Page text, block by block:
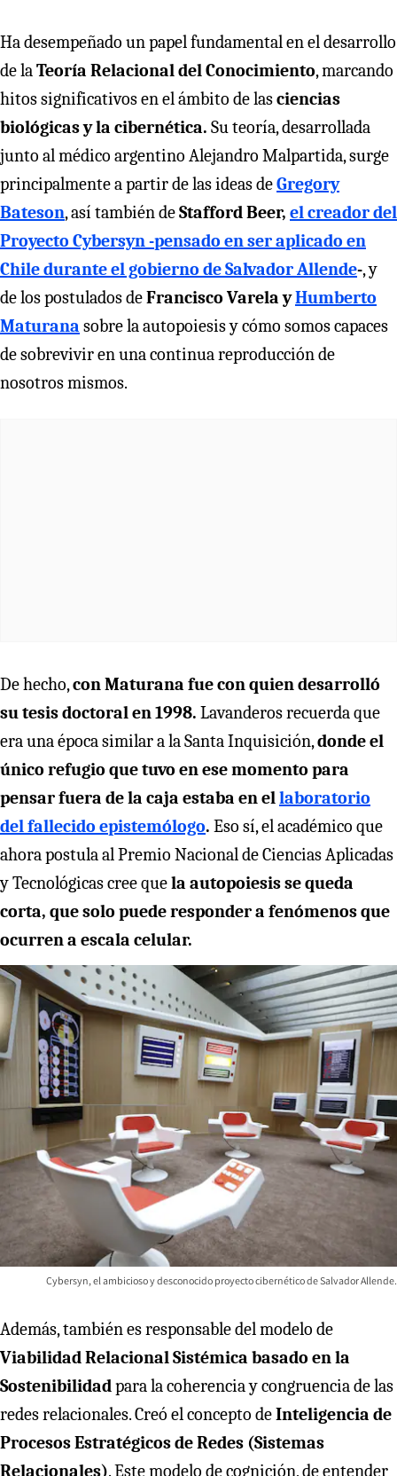
Ha desempeñado un papel fundamental en el desarrollo
de laTeoría Relacional del Conocimiento, marcando
hitos significativos en el ámbito de lasciencias
biológicas y la cibernética. Su teoría, desarrollada
junto al médico argentino Alejandro Malpartida, surge
principalmente a partir de las ideas deGregory
Bateson, así también deStafford Beer, el creador del
Proyecto Cybersyn -pensado en ser aplicado en
Chile durante el gobierno de Salvador Allende-, y
de los postulados deFrancisco Varela yHumberto
Maturana sobre la autopoiesis y cómo somos capaces
de sobrevivir en una continua reproducción de
nosotros mismos.
De hecho,con Maturana fue con quien desarrolló
su tesis doctoral en 1998. Lavanderos recuerda que
era una época similar a la Santa Inquisición,donde el
único refugio que tuvo en ese momento para
pensar fuera de la caja estaba en ellaboratorio
del fallecido epistemólogo. Eso sí, el académico que
ahora postula al Premio Nacional de Ciencias Aplicadas
y Tecnológicas cree quela autopoiesis se queda
corta, que solo puede responder a fenómenos que
ocurren a escala celular.
Cybersyn, el ambicioso y desconocido proyecto cibernético de Salvador Allende.
Además, también es responsable del modelo de
Viabilidad Relacional Sistémica basado en la
Sostenibilidadpara la coherencia y congruencia de las
redes relacionales. Creó el concepto deInteligencia de
Procesos Estratégicos de Redes (Sistemas
Relacionales). Este modelo de cognición, de entender